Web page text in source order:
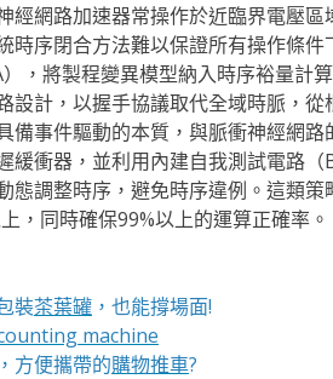
經網路加速器常操作於近臨界電壓
時序閉合方法難以保證所有操作條
，將製程變異模型納入時序裕量計
設計，以握手協議取代全域時脈，
備事件驅動的本質，與脈衝神經網
緩衝器，並利用內建自我測試電路
態調整時序，避免時序違例。這類
，同時確保99%以上的運算正確率。
裝茶葉罐，也能撐場面!
machine
方便攜帶的購物推車?